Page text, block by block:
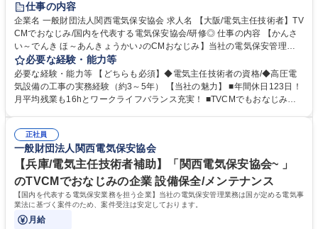
仕事の内容
企業名 一般財団法人関西電気保安協会 求人名 【大阪/電気主任技術者】TV
CMでおなじみ/国内を代表する電気保安協会/研修◎ 仕事の内容 【かんさ
い～でんき ほ～あんきょうかい♪のCMおなじみ】当社の電気保安管理業
務は国が定める電気事業法に基づく案件のため、案件受注は安定しており
ます。 工場やビルなど電力会社から高圧で受電して電気を使用する事業場
の保安業務全般をお任せします。 ＜月次点検＞運転状態の電気設備の点検
および測定 ＜年次点検＞電気設備を停電してより精密な点検、測定および
種 【大阪/電気主任技術者】TVCMでおなじみ/国内を代表する電気保安協
会/研修◎
必要な経験・能力等
必要な経験・能力等 【どちらも必須】◆電気主任技術者の資格/◆高圧電
気設備の工事の実務経験（約3～5年） 【当社の魅力】 ■年間休日123日！
月平均残業も16hとワークライフバランス充実！ ■TVCMでもおなじみの
い方にオススメ！ ■模擬施設を保有等、充実の研修環境から高い技術力を
担保し続けております。 学歴・資格 学歴：大学院 大学 高専 短大 専修学
校 高校 語学力： 資格：第一種運転免許普通自動車 第三種電気主任技術者
第二種電気主任技術者
正社員
一般財団法人関西電気保安協会
【兵庫/電気主任技術者補助】「関西電気保安協会~ 」
のTVCMでおなじみの企業 設備保全/メンテナンス
【国内を代表する電気保安業務を担う企業】当社の電気保安管理業務は国が定める電気事
業法に基づく案件のため、案件受注は安定しております。
月給